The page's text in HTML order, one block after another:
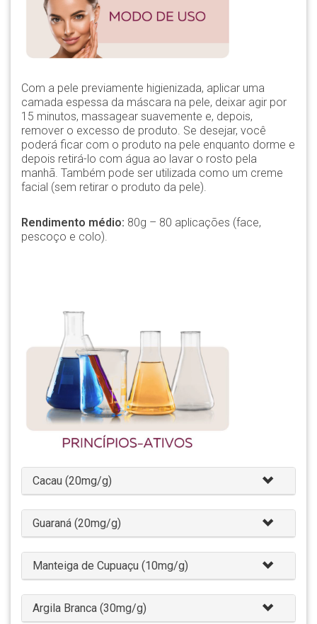
Com a pele previamente higienizada, aplicar uma
camada espessa da máscara na pele, deixar agir por
15 minutos, massagear suavemente e, depois,
remover o excesso de produto. Se desejar, você
poderá ficar com o produto na pele enquanto dorme e
depois retirá-lo com água ao lavar o rosto pela
manhã. Também pode ser utilizada como um creme
facial (sem retirar o produto da pele).
Rendimento médio: 80g – 80 aplicações (face,
pescoço e colo).
Cacau (20mg/g)
Guaraná (20mg/g)
Manteiga de Cupuaçu (10mg/g)
Argila Branca (30mg/g)